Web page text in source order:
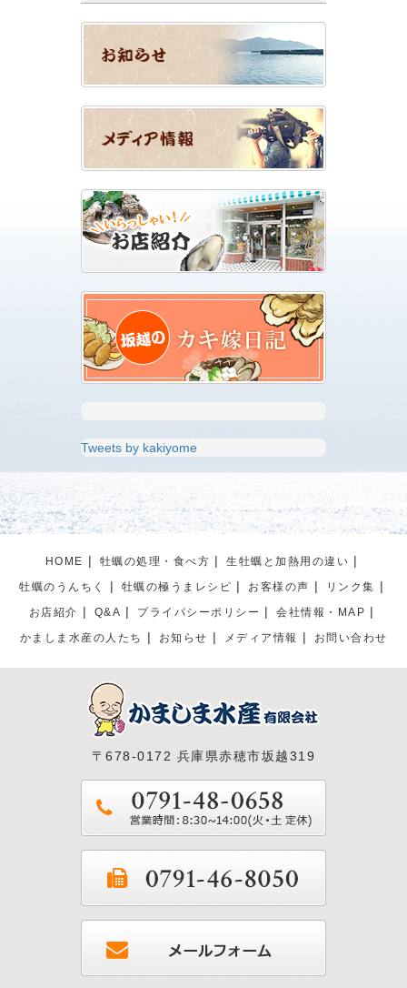
Tweets by kakiyome
HOME 牡蠣の処理・食べ方
生牡蠣と加熱用の違い
牡蠣のうんちく
牡蠣の極うまレシピ お客様の声
リンク集
お店紹介
Q&A プライパシーポリシー
会社情報・MAP
かましま水産の人たち
お知らせ メディア情報 お問い合わせ
〒678-0172 兵庫県赤穂市坂越319